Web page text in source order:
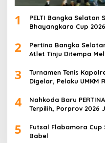
1
PELTI Bangka Selatan
Bhayangkara Cup
2
Pertina Bangka
Atlet Tinju Ditempa
3
Turnamen Tenis
Digelar, Pelaku UMKM
4
Nahkoda Baru
Terpilih, Porprov 2026
5
Futsal Flabamora Cup
Babel